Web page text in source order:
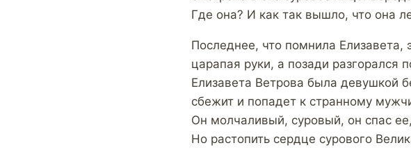
Где она? И как так вышло, что она
Последнее, что помнила Елизавета,
царапая руки, а позади разгорался
Елизавета Ветрова была девушкой
сбежит и попадет к странному
Он молчаливый, суровый, он спас
Но растопить сердце сурового